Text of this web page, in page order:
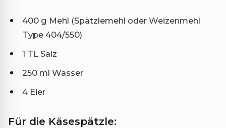
400 g Mehl (Spätzlemehl oder Weizenmehl
Type 404/550)
1 TL Salz
250 ml Wasser
4 Eier
Für die Käsespätzle: